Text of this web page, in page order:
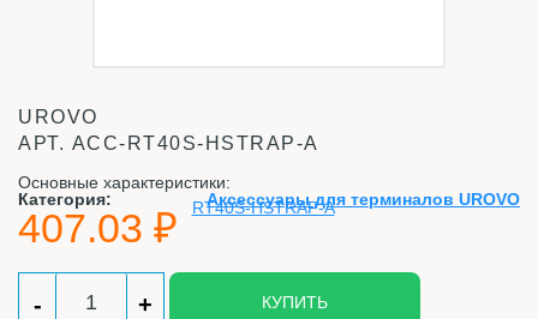
UROVO
АРТ. ACC-RT40S-HSTRAP-A
Основные характеристики:
Категория:
Аксессуары для терминалов UROVO
407.03 ₽
- + КУПИТЬ